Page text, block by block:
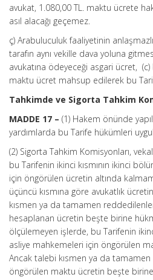
avukat, 1.080,00 TL. maktu ücrete
asıl alacağı geçemez.
ç) Arabuluculuk faaliyetinin
tarafın aynı vekille dava yoluna
avukatına ödeyeceği asgari ücret,
maktu ücret mahsup edilerek bu
Tahkimde ve Sigorta Tahkim
MADDE 17 – (1) Hakem önünde
yardımlarda bu Tarife hükümleri
(2) Sigorta Tahkim Komisyonları,
bu Tarifenin ikinci kısmının ikinci
için öngörülen ücretin altında
üçüncü kısmına göre avukatlık
kısmen ya da tamamen
hesaplanan ücretin beşte birine
ölçülemeyen işlerde, bu Tarifenin
asliye mahkemeleri için öngörülen
Ancak talebi kısmen ya da
öngörülen maktu ücretin beşte